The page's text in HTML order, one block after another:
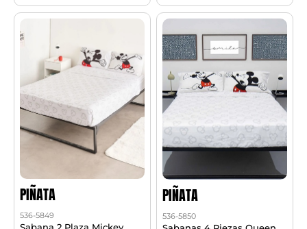
PIÑATA
536-5849
PIÑATA
536-5850